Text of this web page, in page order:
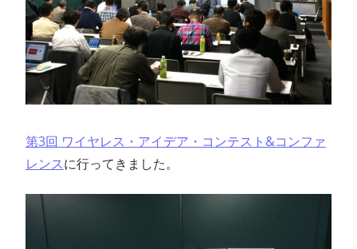
ガ
ジ
ン
第3回 ワイヤレス・アイデア・コンテスト&コンファ
レンスに行ってきました。